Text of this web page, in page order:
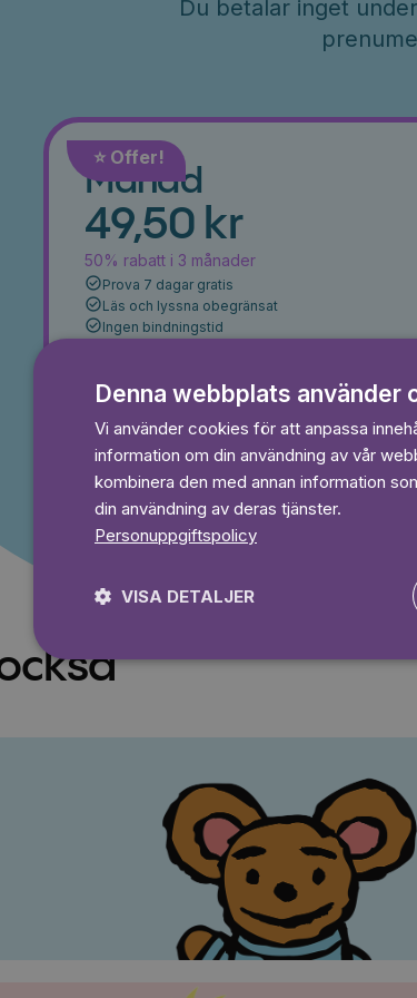
Du betalar inget
⭐️ Offer!
Månad
49,50 kr
50% rabatt i 3 månader
Prova 7 dagar gratis
Läs och lyssna obegränsat
Ingen bindningstid
Prova 7 dagar gratis
Kampanjen gäller
Denna webbplats använder
Vi använder cookies för att anpassa
information om din användning av vår
kombinera den med annan information
din användning av deras tjänster.
Personuppgiftspolicy
VISA DETALJER